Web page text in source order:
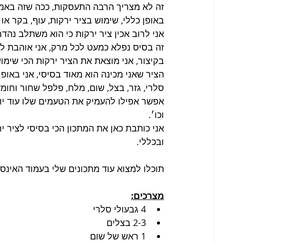
זה לא מצריך הרבה התעסקות, ככה שזה
באופן כללי, שימוש בציר ירקות, עוף, בקר
אני לרוב אכין ציר ירקות כי הוא משתלב
זה בסיס נפלא כמעט לכל מרק, אני אוהבת
בקיצור, אני מוצאת את הציר ירקות הכי
הציר שאני מכינה הוא מאוד בסיסי, אני
סלרי, גזר, בצל, שום, מלח, פלפל שחור וחומץ
אפשר אפילו להעמיק את הטעמים שלו עוד
וכו׳.
אני כותבת כאן את המתכון הכי בסיסי
ובכללי.
תוכלו למצוא עוד מתכונים שלי בעמוד
מצרכים:
4 גבעולי סלרי
2-3 בצלים
1 ראש של שום